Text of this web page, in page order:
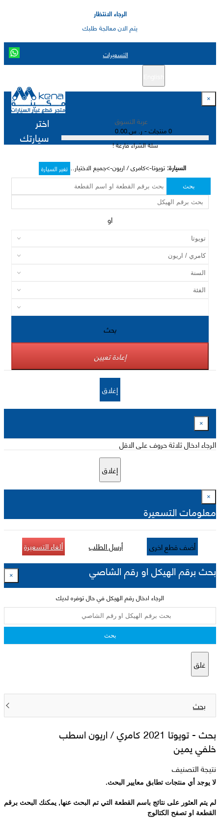
الرجاء الانتظار
يتم الان معالجة طلبك
التسعيرات
عربة التسوق
0 منتجات - ر. س.0.00
سلة الشراء فارغة !
السيارة: تويوتا->كامري / اريون->جميع الاختيارات-> تغير السيارة
بحث
×
اختر
سيارتك
او
بحث
إعادة تعيين
إغلاق
×
الرجاء ادخال ثلاثة حروف على الاقل
إغلاق
×
معلومات التسعيرة
أضف قطع اخرى أرسل الطلب ألغاء التسعيرة
بحث برقم الهيكل او رقم الشاصي ×
الرجاء ادخال رقم الهيكل في حال توفره لديك
بحث
غلق
بحث
بحث - تويوتا 2021 كامري / اريون اسطب
خلفي يمين
نتيجة التصنيف
لا يوجد أي منتجات تطابق معايير البحث.
لم يتم العثور على نتائج باسم القطعة التي تم البحث عنها, يمكنك البحث برقم
القطعة او تصفح الكتالوج